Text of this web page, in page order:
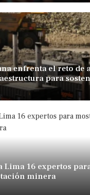
enfrenta el reto de
para
Lima 16 expertos
minera